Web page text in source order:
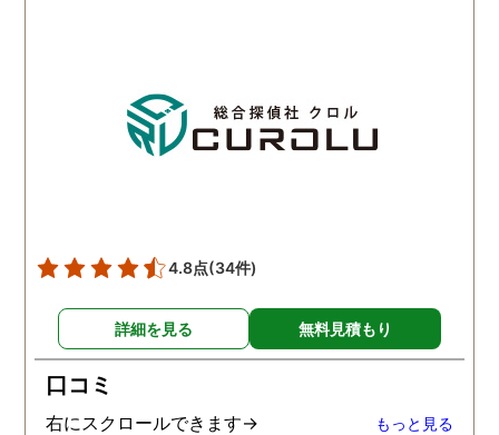
4.8点(34件)
詳細を見る 無料見積もり
口コミ
右にスクロールできます→ もっと見る